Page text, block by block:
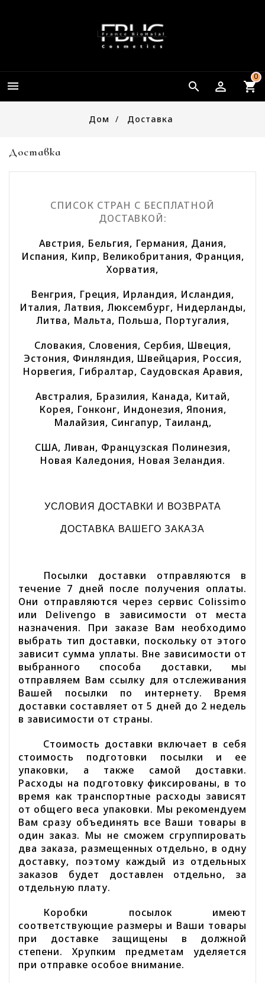
 
0
Дом Доставкa
Доставкa
СПИСОК СТРАН С БЕСПЛАТНОЙ
ДОСТАВКОЙ:
Австрия, Бельгия, Германия, Дания,
Испания, Кипр, Великобритания, Франция,
Хорватия,
Венгрия, Греция, Ирландия, Исландия,
Италия, Латвия, Люксембург, Нидерланды,
Литва, Мальта, Польша, Португалия,
Словакия, Словения, Сербия, Швеция,
Эстония, Финляндия, Швейцария, Россия,
Норвегия, Гибралтар, Саудовская Аравия,
Австралия, Бразилия, Канада, Китай,
Корея, Гонконг, Индонезия, Япония,
Малайзия, Сингапур, Таиланд,
США, Ливан, Французская Полинезия,
Новая Каледония, Новая Зеландия.
УСЛОВИЯ ДОСТАВКИ И ВОЗВРАТА
ДОСТАВКА ВАШЕГО ЗАКАЗА
Посылки доставки отправляются в
течение 7 дней после получения оплаты.
Они отправляются через сервис Colissimo
или Delivengo в зависимости от места
назначения. При заказе Вам необходимо
выбрать тип доставки, поскольку от этого
зависит сумма уплаты. Вне зависимости от
выбранного способа доставки, мы
отправляем Вам ссылку для отслеживания
Вашей посылки по интернету. Время
доставки составляет от 5 дней до 2 недель
в зависимости от страны.
Стоимость доставки включает в себя
стоимость подготовки посылки и ее
упаковки, а также самой доставки.
Расходы на подготовку фиксированы, в то
время как транспортные расходы зависят
от общего веса упаковки. Мы рекомендуем
Вам сразу объединять все Ваши товары в
один заказ. Мы не сможем сгруппировать
два заказа, размещенных отдельно, в одну
доставку, поэтому каждый из отдельных
заказов будет доставлен отдельно, за
отдельную плату.
Коробки посылок имеют
соответствующие размеры и Ваши товары
при доставке защищены в должной
степени. Хрупким предметам уделяется
при отправке особое внимание.